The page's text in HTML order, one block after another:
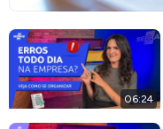
06:24